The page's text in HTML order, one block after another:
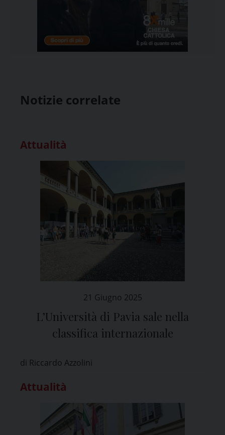
Notizie correlate
Attualità
21 Giugno 2025
L’Università di Pavia sale nella
classifica internazionale
di Riccardo Azzolini
Attualità